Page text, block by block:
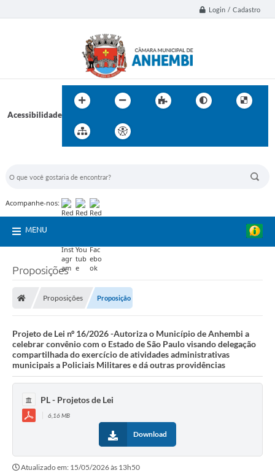
Login / Cadastro
Acessibilidade
Acompanhe-nos:
MENU
Proposições
Proposições Proposição
Projeto de Lei nº 16/2026 -Autoriza o Município de Anhembi a
celebrar convênio com o Estado de São Paulo visando delegação
compartilhada do exercício de atividades administrativas
municipais a Policiais Militares e dá outras providências
PL - Projetos de Lei
6,16 MB
Download
Atualizado em: 15/05/2026 às 13h50